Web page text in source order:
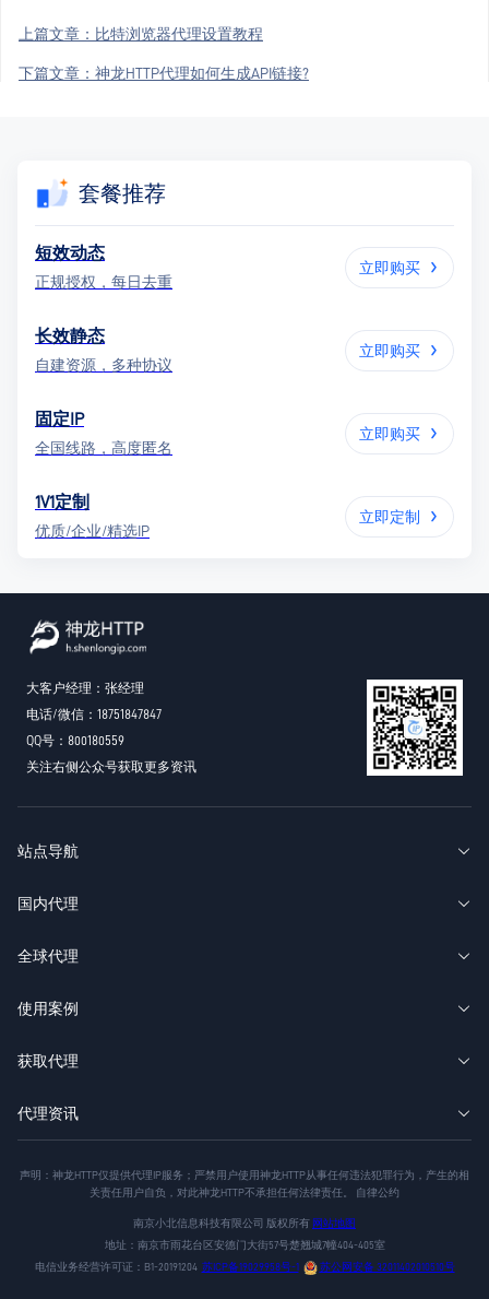
上篇文章： 比特浏览器代理设置教程
下篇文章： 神龙HTTP代理如何生成API链接?
套餐推荐
短效动态
正规授权，每日去重
立即购买
长效静态
自建资源，多种协议
立即购买
固定IP
全国线路，高度匿名
立即购买
1V1定制
优质/企业/精选IP
立即定制
大客户经理：张经理
电话/微信：18751847847
QQ号：800180559
关注右侧公众号获取更多资讯
站点导航
国内代理
全球代理
使用案例
获取代理
代理资讯
声明：神龙HTTP仅提供代理IP服务；严禁用户使用神龙HTTP从事任何违法犯罪行为，产生的相
关责任用户自负，对此神龙HTTP不承担任何法律责任。 自律公约
南京小北信息科技有限公司 版权所有 网站地图
地址：南京市雨花台区安德门大街57号楚翘城7幢404-405室
电信业务经营许可证：B1-20191204 苏ICP备19029958号-1 苏公网安备 32011402010510号